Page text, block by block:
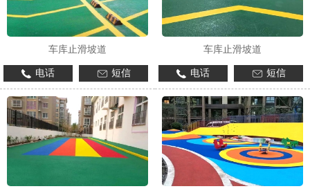
车库止滑坡道
电话 短信
车库止滑坡道
电话 短信